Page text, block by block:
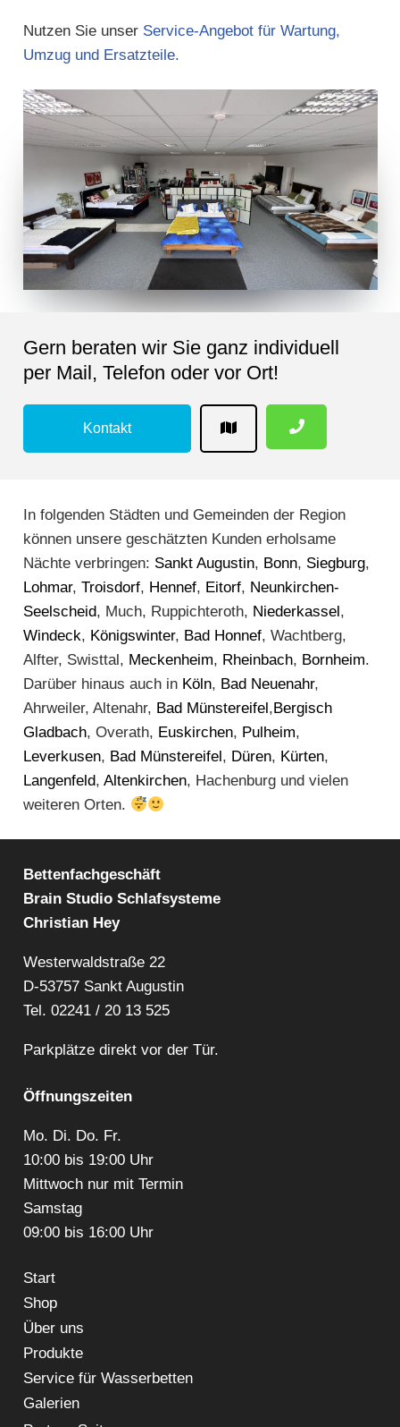
Nutzen Sie unser Service-Angebot für Wartung,
Umzug und Ersatzteile.
Gern beraten wir Sie ganz individuell
per Mail, Telefon oder vor Ort!
Kontakt
In folgenden Städten und Gemeinden der Region
können unsere geschätzten Kunden erholsame
Nächte verbringen: Sankt Augustin, Bonn, Siegburg,
Lohmar, Troisdorf, Hennef, Eitorf, Neunkirchen-
Seelscheid, Much, Ruppichteroth, Niederkassel,
Windeck, Königswinter, Bad Honnef, Wachtberg,
Alfter, Swisttal, Meckenheim, Rheinbach, Bornheim.
Darüber hinaus auch in Köln, Bad Neuenahr,
Ahrweiler, Altenahr, Bad Münstereifel,Bergisch
Gladbach, Overath, Euskirchen, Pulheim,
Leverkusen, Bad Münstereifel, Düren, Kürten,
Langenfeld, Altenkirchen, Hachenburg und vielen
weiteren Orten.
Bettenfachgeschäft
Brain Studio Schlafsysteme
Christian Hey
Westerwaldstraße 22
D-53757 Sankt Augustin
Tel. 02241 / 20 13 525
Parkplätze direkt vor der Tür.
Öffnungszeiten
Mo. Di. Do. Fr.
10:00 bis 19:00 Uhr
Mittwoch nur mit Termin
Samstag
09:00 bis 16:00 Uhr
Start
Shop
Über uns
Produkte
Service für Wasserbetten
Galerien